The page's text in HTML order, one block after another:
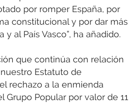
por romper España, por
constitucional y por dar más
y al País Vasco”, ha añadido.
que continúa con relación
Estatuto de
rechazo a la enmienda
Grupo Popular por valor de 11